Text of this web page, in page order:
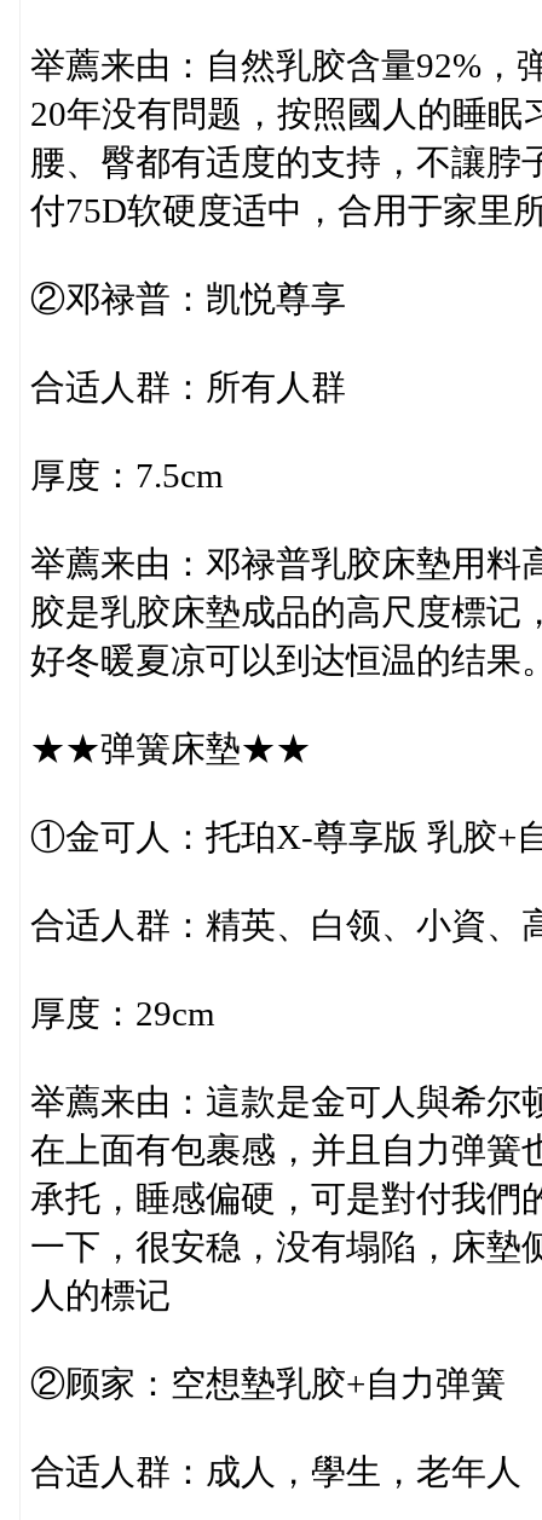
举薦来由：自然乳胶含量92%，
20年没有問题，按照國人的睡
腰、臀都有适度的支持，不讓脖
付75D软硬度适中，合用于家里
②邓禄普：凯悦尊享
合适人群：所有人群
厚度：7.5cm
举薦来由：邓禄普乳胶床墊用料
胶是乳胶床墊成品的高尺度標记
好冬暖夏凉可以到达恒温的结果
★★弹簧床墊★★
①金可人：托珀X-尊享版 乳胶+
合适人群：精英、白领、小資、
厚度：29cm
举薦来由：這款是金可人與希尔
在上面有包裹感，并且自力弹簧
承托，睡感偏硬，可是對付我們
一下，很安稳，没有塌陷，床墊
人的標记
②顾家：空想墊乳胶+自力弹簧
合适人群：成人，學生，老年人